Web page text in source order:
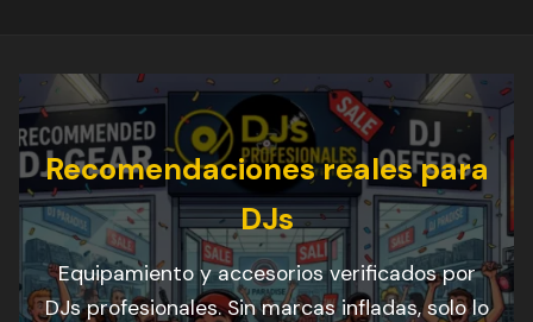
Recomendaciones reales para
DJs
Equipamiento y accesorios verificados por
DJs profesionales. Sin marcas infladas, solo lo